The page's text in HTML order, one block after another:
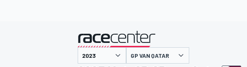
gepresenteerd door
GP VAN QATAR